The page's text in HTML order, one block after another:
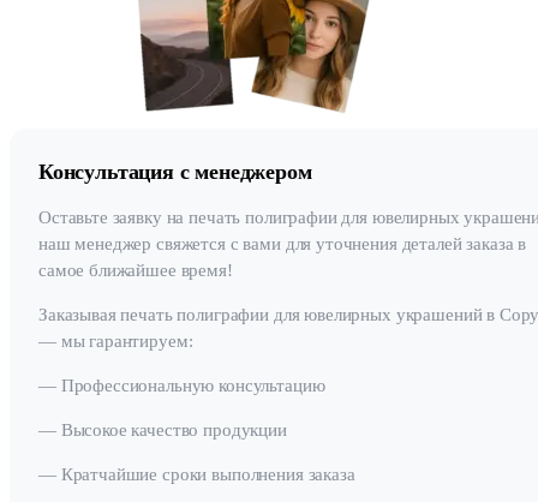
Консультация с менеджером
Оставьте заявку на печать полиграфии для ювелирных
наш менеджер свяжется с вами для уточнения деталей заказа в
самое ближайшее время!
Заказывая печать полиграфии для ювелирных украшений в
— мы гарантируем:
— Профессиональную консультацию
— Высокое качество продукции
— Кратчайшие сроки выполнения заказа